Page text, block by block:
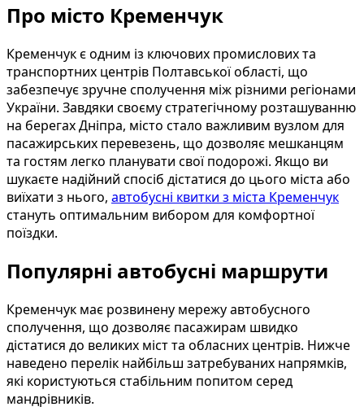
Про місто Кременчук
Кременчук є одним із ключових промислових та
транспортних центрів Полтавської області, що
забезпечує зручне сполучення між різними регіонами
України. Завдяки своєму стратегічному розташуванню
на берегах Дніпра, місто стало важливим вузлом для
пасажирських перевезень, що дозволяє мешканцям
та гостям легко планувати свої подорожі. Якщо ви
шукаєте надійний спосіб дістатися до цього міста або
виїхати з нього, автобусні квитки з міста Кременчук
стануть оптимальним вибором для комфортної
поїздки.
Популярні автобусні маршрути
Кременчук має розвинену мережу автобусного
сполучення, що дозволяє пасажирам швидко
дістатися до великих міст та обласних центрів. Нижче
наведено перелік найбільш затребуваних напрямків,
які користуються стабільним попитом серед
мандрівників.